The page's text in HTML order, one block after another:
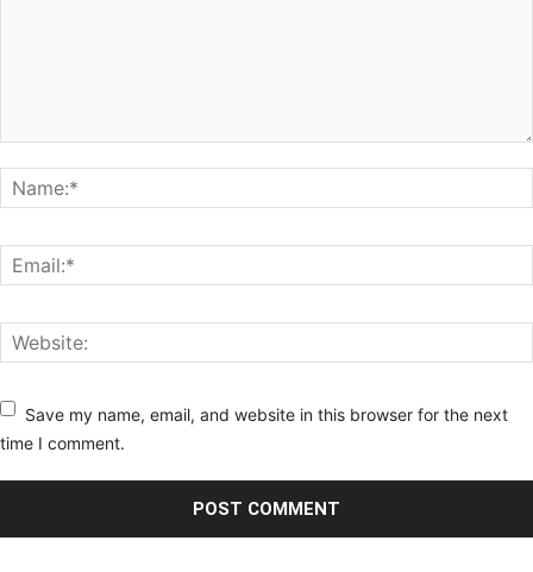
Save my name, email, and website in this browser for the next
time I comment.